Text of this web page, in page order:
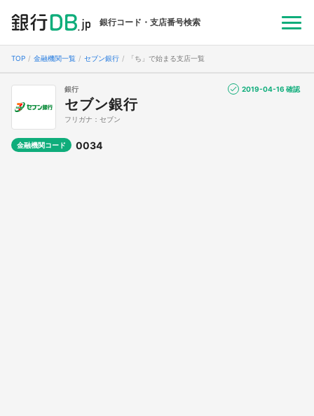
銀行コード・支店番号検索
TOP 金融機関一覧 セブン銀行 「ち」で始まる支店一覧
銀行
セブン銀行
フリガナ：セブン
金融機関コード 0034
2019-04-16 確認